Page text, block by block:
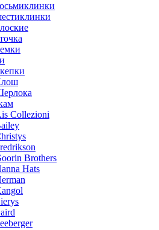
Collezioni
Brothers
Hats